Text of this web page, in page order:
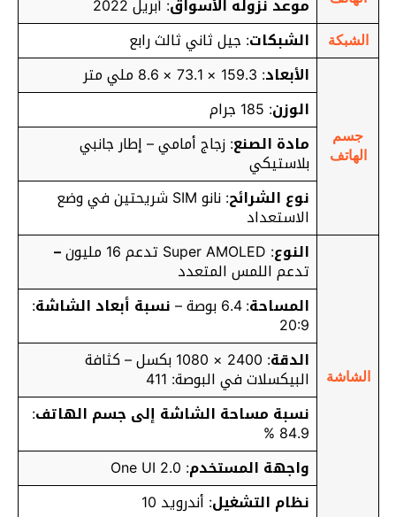
موعد نزوله الأسواق: أبريل 2022
الشبكة الشبكات: جيل ثاني ثالث رابع
جسم
الهاتف
الأبعاد: 159.3 × 73.1 × 8.6 ملي متر
الوزن: 185 جرام
مادة الصنع: زجاج أمامي – إطار جانبي
بلاستيكي
نوع الشرائح
: نانو SIM شريحتين في وضع
الاستعداد
الشاشة
النوع: Super AMOLED تدعم 16 مليون –
تدعم اللمس المتعدد
المساحة: 6.4 بوصة – نسبة أبعاد الشاشة:
20:9
الدقة
: 2400 × 1080 بكسل – كثافة
البيكسلات في البوصة: 411
نسبة مساحة الشاشة إلى جسم الهاتف:
84.9 %
واجهة المستخدم: One UI 2.0
نظام التشغيل: أندرويد 10